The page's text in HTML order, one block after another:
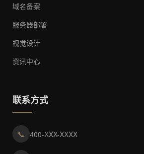
域名备案
服务器部署
视觉设计
资讯中心
联系方式
📞 400-XXX-XXXX